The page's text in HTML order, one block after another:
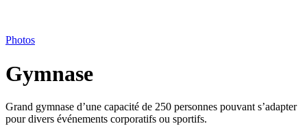
Photos
Gymnase
Grand gymnase d’une capacité de 250 personnes pouvant s’adapter
pour divers événements corporatifs ou sportifs.